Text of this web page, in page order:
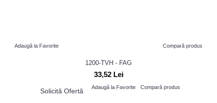
Adaugă la Favorite Compară produs
1200-TVH - FAG
33,52 Lei
Solicită Ofertă Adaugă la Favorite Compară produs